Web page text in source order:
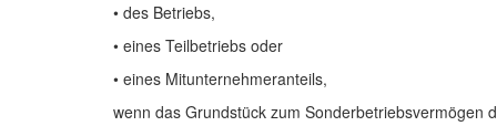
• des Betriebs,
• eines Teilbetriebs oder
• eines Mitunternehmeranteils,
wenn das Grundstück zum